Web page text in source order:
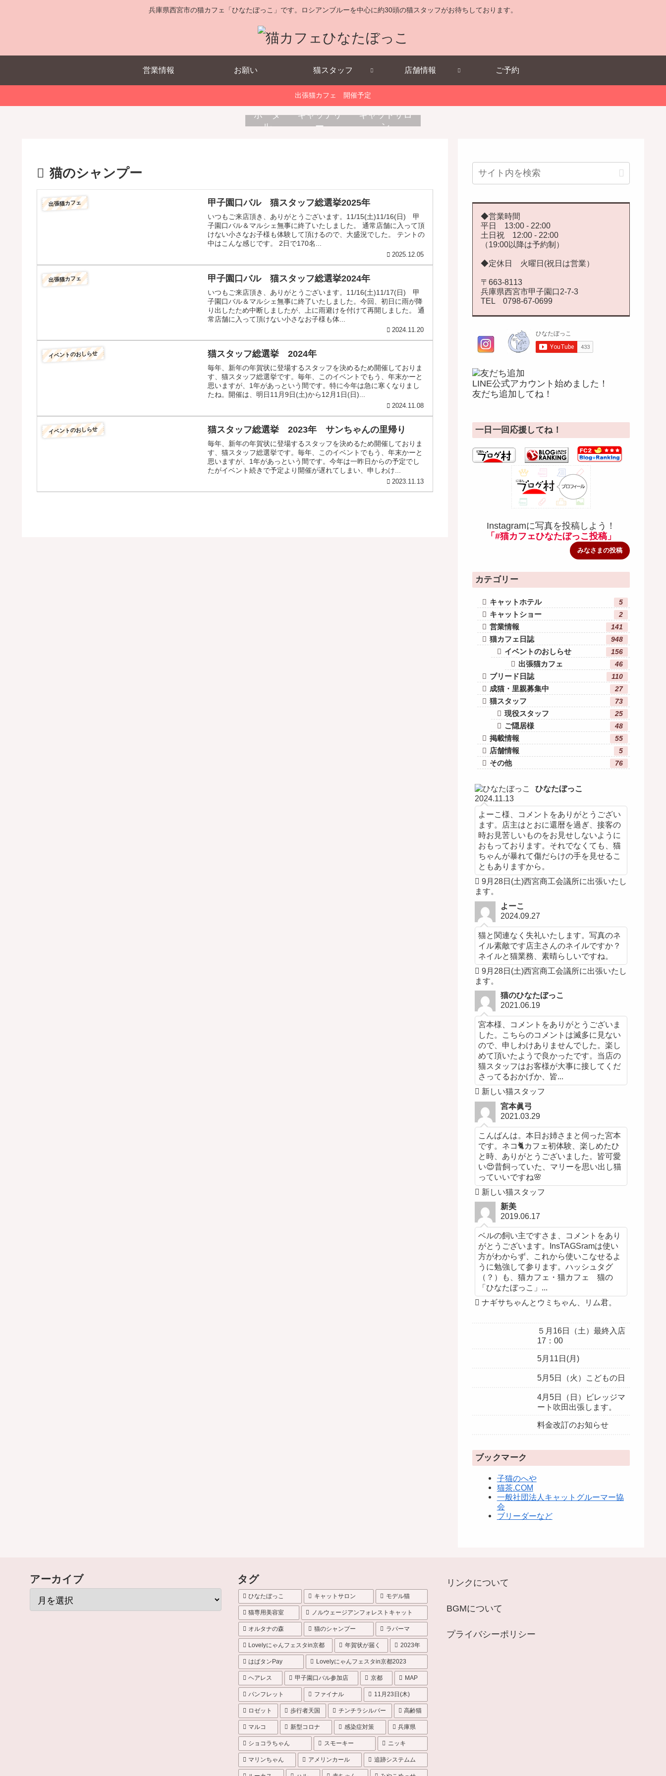
兵庫県西宮市の猫カフェ「ひなたぼっこ」です。ロシアンブルーを中心に約30頭の猫スタッフがお待ちしております。
営業情報 お願い 猫スタッフ 店舗情報 ご予約
出張猫カフェ 開催予定
ポータ
ル
キャッテリ
ー
キャットサロ
ン
猫のシャンプー
出張猫カフェ 甲子園口バル 猫スタッフ総選挙2025年
いつもご来店頂き、ありがとうございます。11/15(土)11/16(日) 甲
子園口バル＆マルシェ無事に終了いたしました。 通常店舗に入って頂
けない小さなお子様も体験して頂けるので、大盛況でした。 テントの
中はこんな感じです。 2日で170名...
2025.12.05
出張猫カフェ 甲子園口バル 猫スタッフ総選挙2024年
いつもご来店頂き、ありがとうございます。11/16(土)11/17(日) 甲
子園口バル＆マルシェ無事に終了いたしました。今回、初日に雨が降
り出したため中断しましたが、上に雨避けを付けて再開しました。 通
常店舗に入って頂けない小さなお子様も体...
2024.11.20
イベントのおしらせ 猫スタッフ総選挙 2024年
毎年、新年の年賀状に登場するスタッフを決めるため開催しておりま
す、猫スタッフ総選挙です。毎年、このイベントでもう、年末かーと
思いますが、1年があっという間です。特に今年は急に寒くなりまし
たね。開催は、明日11月9日(土)から12月1日(日)...
2024.11.08
イベントのおしらせ 猫スタッフ総選挙 2023年 サンちゃんの里帰り
毎年、新年の年賀状に登場するスタッフを決めるため開催しておりま
す、猫スタッフ総選挙です。毎年、このイベントでもう、年末かーと
思いますが、1年があっという間です。今年は一昨日からの予定でし
たがイベント続きで予定より開催が遅れてしまい、申しわけ...
2023.11.13
◆営業時間
平日 13:00 - 22:00
土日祝 12:00 - 22:00
（19:00以降は予約制）
◆定休日 火曜日(祝日は営業）
〒663-8113
兵庫県西宮市甲子園口2-7-3
TEL 0798-67-0699
LINE公式アカウント始めました！
友だち追加してね！
一日一回応援してね！
Instagramに写真を投稿しよう！
「#猫カフェひなたぼっこ投稿」
みなさまの投稿
カテゴリー
キャットホテル 5
キャットショー 2
営業情報 141
猫カフェ日誌 948
イベントのおしらせ 156
出張猫カフェ 46
ブリード日誌 110
成猫・里親募集中 27
猫スタッフ 73
現役スタッフ 25
ご隠居様 48
掲載情報 55
店舗情報 5
その他 76
ひなたぼっこ
2024.11.13
よーこ様、コメントをありがとうござい
ます。店主はとおに還暦を過ぎ、接客の
時お見苦しいものをお見せしないように
おもっております。それでなくても、猫
ちゃんが暴れて傷だらけの手を見せるこ
ともありますから。
9月28日(土)西宮商工会議所に出張いたし
ます。
よーこ
2024.09.27
猫と関連なく失礼いたします。写真のネ
イル素敵です店主さんのネイルですか？
ネイルと猫業務、素晴らしいですね。
9月28日(土)西宮商工会議所に出張いたし
ます。
猫のひなたぼっこ
2021.06.19
宮本様、コメントをありがとうございま
した。こちらのコメントは滅多に見ない
ので、申しわけありませんでした。楽し
めて頂いたようで良かったです。当店の
猫スタッフはお客様が大事に接してくだ
さってるおかげか、皆...
新しい猫スタッフ
宮本眞弓
2021.03.29
こんばんは。本日お姉さまと伺った宮本
です。ネコ🐈カフェ初体験、楽しめたひ
と時、ありがとうございました。皆可愛
い😍昔飼っていた、マリーを思い出し猫
っていいですね🌸
新しい猫スタッフ
新美
2019.06.17
ベルの飼い主ですさま、コメントをあり
がとうございます。InsTAGSramは使い
方がわからず、これから使いこなせるよ
うに勉強して参ります。ハッシュタグ
（？）も、猫カフェ・猫カフェ 猫の
「ひなたぼっこ」...
ナギサちゃんとウミちゃん、リム君。
５月16日（土）最終入店
17：00
5月11日(月)
5月5日（火）こどもの日
4月5日（日）ビレッジマ
ート吹田出張します。
料金改訂のお知らせ
ブックマーク
子猫のへや
猫茶.COM
一般社団法人キャットグルーマー協
会
ブリーダーなど
アーカイブ タグ
ひなたぼっこ キャットサロン モデル猫
猫専用美容室 ノルウェージアンフォレストキャット
オルタナの森 猫のシャンプー ラパーマ
Lovelyにゃんフェスタin京都 年賀状が届く 2023年
はばタンPay Lovelyにゃんフェスタin京都2023
ヘアレス 甲子園口バル参加店 京都 MAP
パンフレット ファイナル 11月23日(木)
ロゼット 歩行者天国 チンチラシルバー 高齢猫
マルコ 新型コロナ 感染症対策 兵庫県
ショコラちゃん スモーキー ニッキ
マリンちゃん アメリンカール 追跡システムム
リンクについて
BGMについて
プライバシーポリシー